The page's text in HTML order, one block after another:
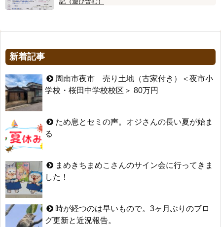
新着記事
周南市夜市 売り土地（古家付き）＜夜市小
学校・桜田中学校校区＞ 80万円
ため息とセミの声。オジさんの長い夏が始ま
る
まめきちまめこさんのサイン会に行ってきま
した！
時が経つのは早いもので。3ヶ月ぶりのブロ
グ更新と近況報告。